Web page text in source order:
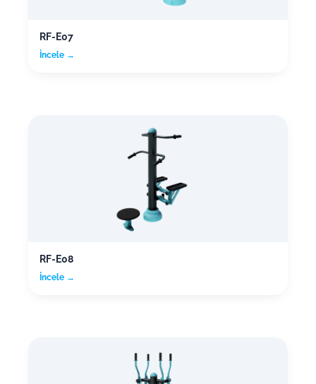
RF-E07
İncele →
RF-E08
İncele →